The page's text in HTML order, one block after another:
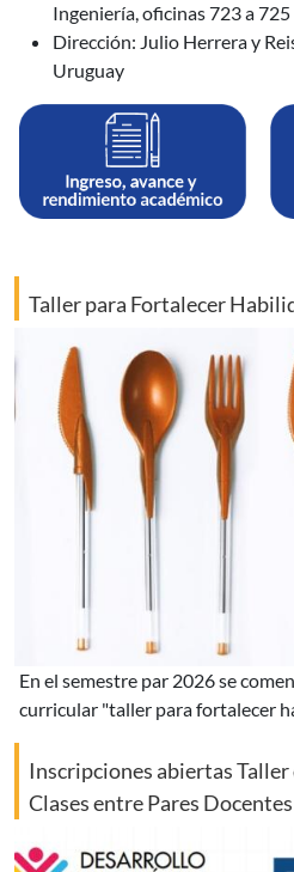
Ingeniería, oficinas 723 a 725
Dirección: Julio Herrera y
Uruguay
Taller para Fortalecer
en el semestre par 2026 se comenzará a dictar la unidad
curricular "taller para fortalecer
Inscripciones abiertas
Clases entre Pares Docentes